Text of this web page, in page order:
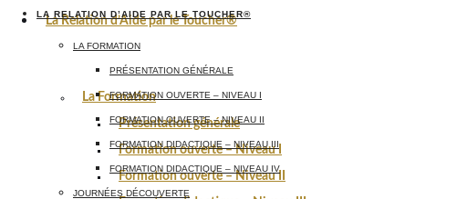
La Relation d’Aide par le Toucher®
La Formation
Présentation générale
Formation ouverte – Niveau I
Formation ouverte – Niveau II
LA RELATION D’AIDE PAR LE TOUCHER®
LA FORMATION
PRÉSENTATION GÉNÉRALE
FORMATION OUVERTE – NIVEAU I
FORMATION OUVERTE – NIVEAU II
FORMATION DIDACTIQUE – NIVEAU III
FORMATION DIDACTIQUE – NIVEAU IV
JOURNÉES DÉCOUVERTE